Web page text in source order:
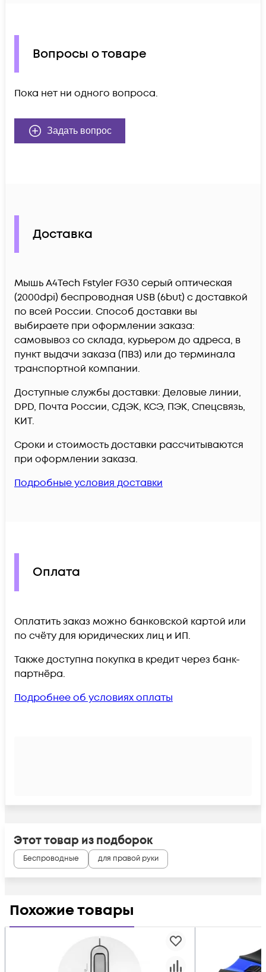
Вопросы о товаре
Пока нет ни одного вопроса.
Задать вопрос
Доставка
Мышь A4Tech Fstyler FG30 серый оптическая
(2000dpi) беспроводная USB (6but) c доставкой
по всей России. Способ доставки вы
выбираете при оформлении заказа:
самовывоз со склада, курьером до адреса, в
пункт выдачи заказа (ПВЗ) или до терминала
транспортной компании.
Доступные службы доставки: Деловые линии,
DPD, Почта России, СДЭК, КСЭ, ПЭК, Спецсвязь,
КИТ.
Сроки и стоимость доставки рассчитываются
при оформлении заказа.
Подробные условия доставки
Оплата
Оплатить заказ можно банковской картой или
по счёту для юридических лиц и ИП.
Также доступна покупка в кредит через банк-
партнёра.
Подробнее об условиях оплаты
Этот товар из подборок
Беспроводные для правой руки
Похожие товары